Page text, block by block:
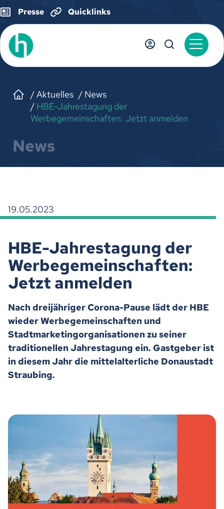
Presse Quicklinks
Aktuelles
News
HBE-Jahrestagung der
Werbegemeinschaften: Jetzt anmelden
News
19.05.2023
HBE-Jahrestagung der
Werbegemeinschaften:
Jetzt anmelden
Nach dreijähriger Corona-Pause lädt der HBE
wieder Werbegemeinschaften und
Stadtmarketingorganisationen zu seiner
traditionellen Jahrestagung ein. Gastgeber ist
in diesem Jahr die mittelalterliche Donaustadt
Straubing.